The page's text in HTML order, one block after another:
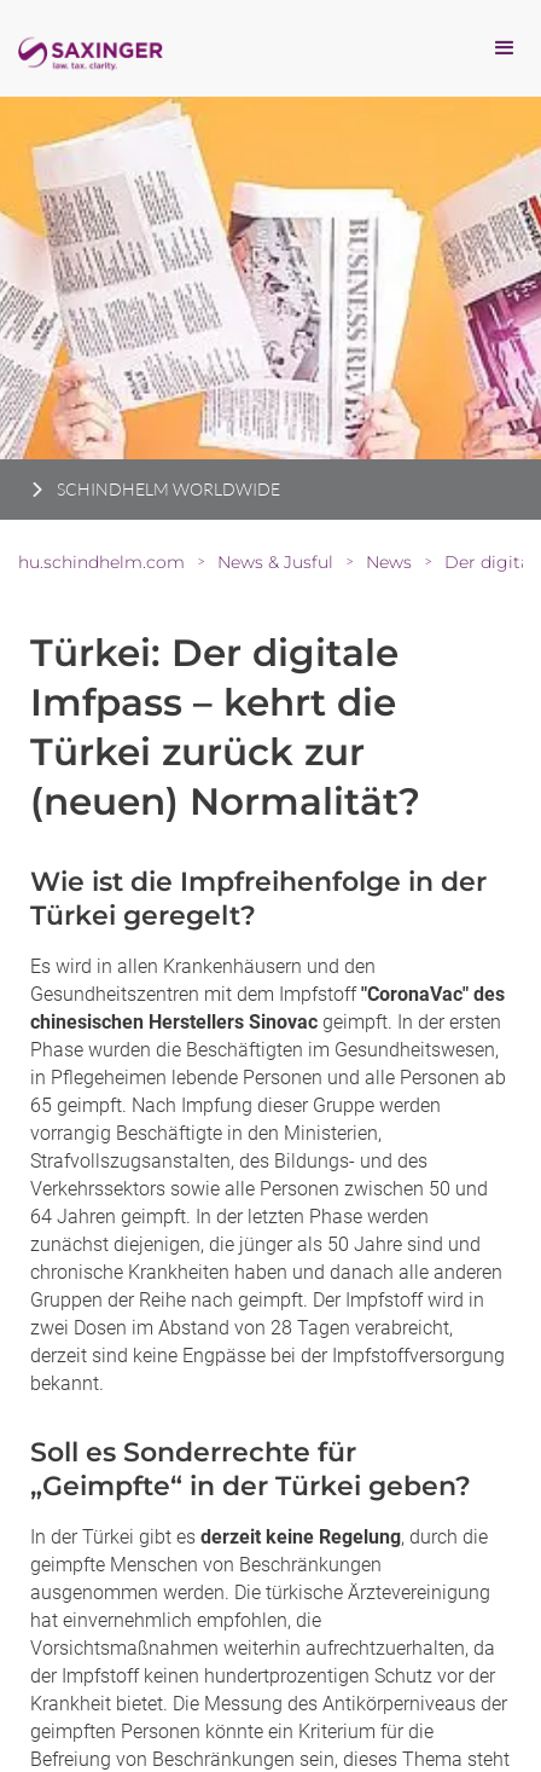
SCHINDHELM WORLDWIDE
hu.schindhelm.com > News & Jusful > News >
Türkei: Der digitale
Imfpass – kehrt die
Türkei zurück zur
(neuen) Normalität?
Wie ist die Impfreihenfolge in der
Türkei geregelt?
Es wird in allen Krankenhäusern und den
Gesundheitszentren mit dem Impfstoff"CoronaVac" des
chinesischen Herstellers Sinovac geimpft. In der ersten
Phase wurden die Beschäftigten im Gesundheitswesen,
in Pflegeheimen lebende Personen und alle Personen ab
65 geimpft. Nach Impfung dieser Gruppe werden
vorrangig Beschäftigte in den Ministerien,
Strafvollszugsanstalten, des Bildungs- und des
Verkehrssektors sowie alle Personen zwischen 50 und
64 Jahren geimpft. In der letzten Phase werden
zunächst diejenigen, die jünger als 50 Jahre sind und
chronische Krankheiten haben und danach alle anderen
Gruppen der Reihe nach geimpft. Der Impfstoff wird in
zwei Dosen im Abstand von 28 Tagen verabreicht,
derzeit sind keine Engpässe bei der Impfstoffversorgung
bekannt.
Soll es Sonderrechte für
„Geimpfte“ in der Türkei geben?
In der Türkei gibt es derzeit keine Regelung, durch die
geimpfte Menschen von Beschränkungen
ausgenommen werden. Die türkische Ärztevereinigung
hat einvernehmlich empfohlen, die
Vorsichtsmaßnahmen weiterhin aufrechtzuerhalten, da
der Impfstoff keinen hundertprozentigen Schutz vor der
Krankheit bietet. Die Messung des Antikörperniveaus der
geimpften Personen könnte ein Kriterium für die
Befreiung von Beschränkungen sein, dieses Thema steht